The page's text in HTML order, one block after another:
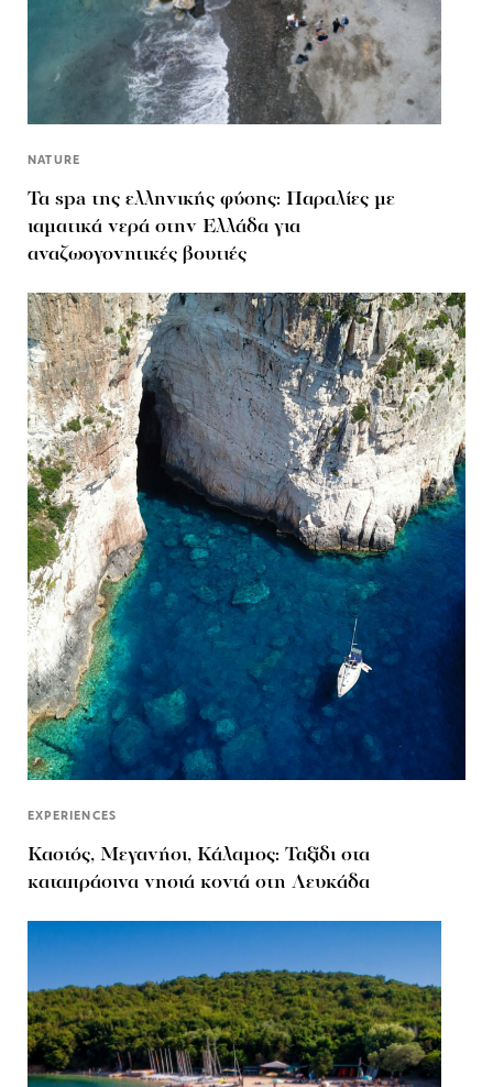
NATURE
Τα spa της ελληνικής φύσης: Παραλίες με
ιαματικά νερά στην Ελλάδα για
αναζωογονητικές βουτιές
EXPERIENCES
Καστός, Μεγανήσι, Κάλαμος: Ταξίδι στα
καταπράσινα νησιά κοντά στη Λευκάδα